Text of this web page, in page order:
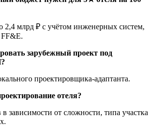
2,4 млрд ₽ с учётом инженерных систем,
зарубежный проект под
проектировщика-адаптанта.
отеля?
зависимости от сложности, типа участка